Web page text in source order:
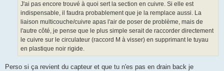
J'ai pas encore trouvé à quoi sert la section en cuivre. Si elle est
indispensable, il faudra probablement que je la remplace aussi. La
liaison multicouche/cuivre apas l'air de poser de problème, mais de
l'autre côté, je pense que le plus simple serait de raccorder directement
le cuivre sur le circulateur (raccord M à visser) en supprimant le tuyau
en plastique noir rigide.
Perso si ça revient du capteur et que tu n'es pas en drain back je